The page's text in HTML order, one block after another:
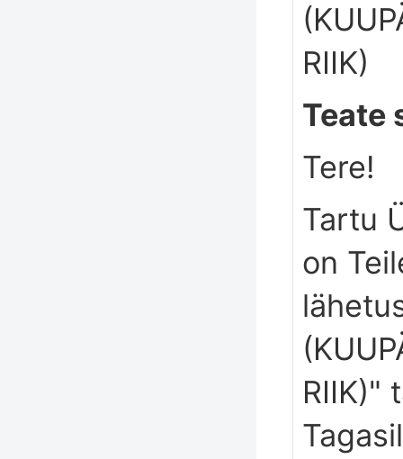
RIIK)
Teate
Tere!
Tartu
on
RIIK)"